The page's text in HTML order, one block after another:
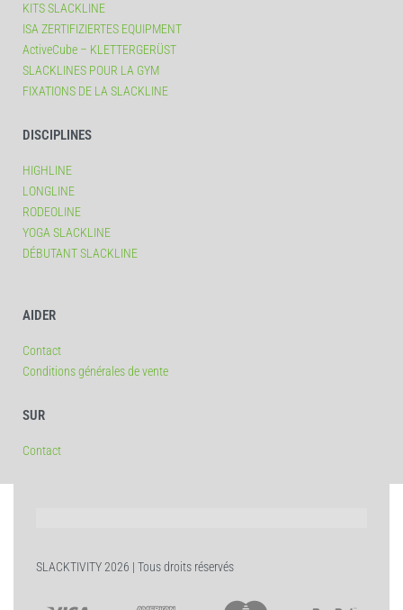
KITS SLACKLINE
ISA ZERTIFIZIERTES EQUIPMENT
ActiveCube – KLETTERGERÜST
SLACKLINES POUR LA GYM
FIXATIONS DE LA SLACKLINE
DISCIPLINES
HIGHLINE
LONGLINE
RODEOLINE
YOGA SLACKLINE
DÉBUTANT SLACKLINE
AIDER
Contact
Conditions générales de vente
SUR
Contact
SLACKTIVITY 2026 | Tous droits réservés